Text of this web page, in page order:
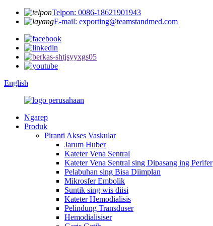
Telpon: 0086-18621901943
E-mail: exporting@teamstandmed.com
English
Ngarep
Produk
Piranti Akses Vaskular
Jarum Huber
Kateter Vena Sentral
Kateter Vena Sentral sing Dipasang ing Perifer
Pelabuhan sing Bisa Diimplan
Mikrosfer Embolik
Suntik sing wis diisi
Kateter Hemodialisis
Pelindung Transduser
Hemodialisiser